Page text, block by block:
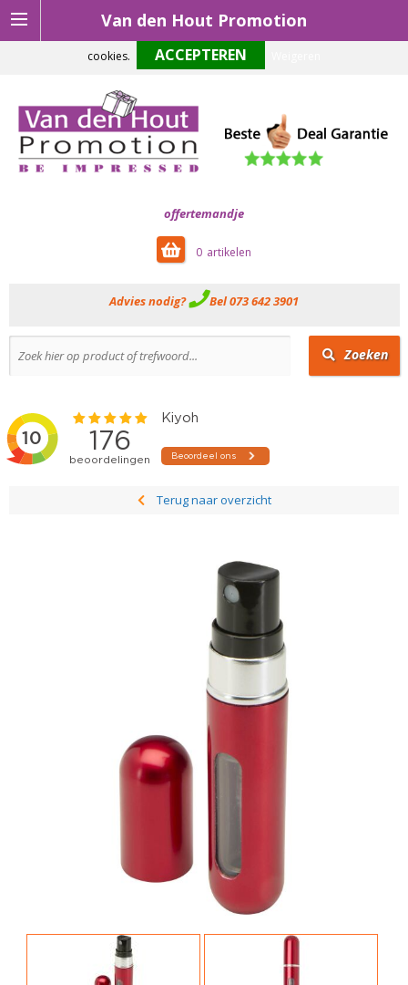
Van den Hout Promotion
offertemandje
0
Advies nodig? Bel 073 642 3901
Zoeken
Terug naar overzicht
Om onze website optimaal te laten functioneren maken wij gebruik van
cookies.